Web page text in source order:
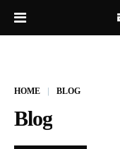
HOME BLOG
Blog